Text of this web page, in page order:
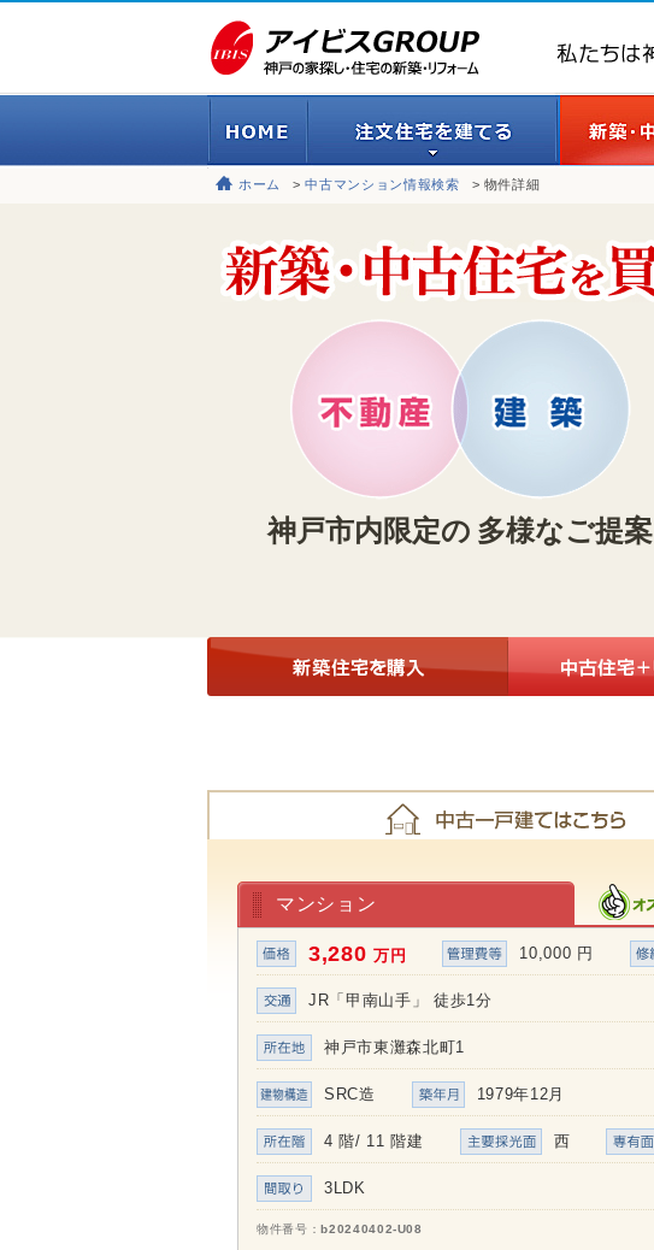
ホーム 中古マンション情報検索 物件詳細
神戸市内限定の 多様なご提案
マンション
3,280 万円 10,000 円
JR「甲南山手」 徒歩1分
神戸市東灘森北町1
SRC造 1979年12月
4 階/ 11 階建 西
3LDK
物件番号 b20240402-U08